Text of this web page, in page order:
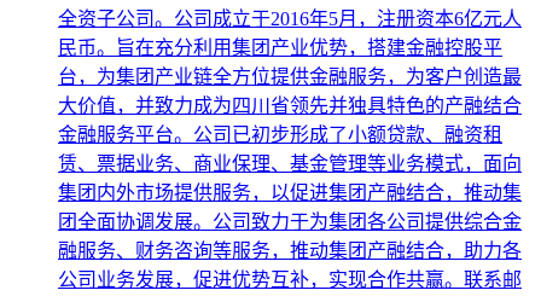
全资子公司。公司成立于2016年5月，注册资本6亿元人
民币。旨在充分利用集团产业优势，搭建金融控股平
台，为集团产业链全方位提供金融服务，为客户创造最
大价值，并致力成为四川省领先并独具特色的产融结合
金融服务平台。公司已初步形成了小额贷款、融资租
赁、票据业务、商业保理、基金管理等业务模式，面向
集团内外市场提供服务，以促进集团产融结合，推动集
团全面协调发展。公司致力于为集团各公司提供综合金
融服务、财务咨询等服务，推动集团产融结合，助力各
公司业务发展，促进优势互补，实现合作共赢。联系邮